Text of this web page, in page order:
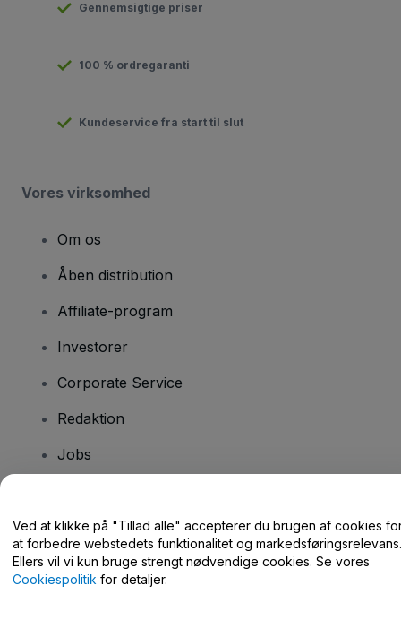
Gennemsigtige priser
100 % ordregaranti
Kundeservice fra start til slut
Vores virksomhed
Om os
Åben distribution
Affiliate-program
Investorer
Corporate Service
Redaktion
Jobs
Har du spørgsmål?
Hjælpecenter / Kontakt os
Ved at klikke på "Tillad alle" accepterer du brugen af cookies
at forbedre webstedets funktionalitet og markedsføringsrelevans.
Ellers vil vi kun bruge strengt nødvendige cookies. Se vores
Cookiespolitik for detaljer.